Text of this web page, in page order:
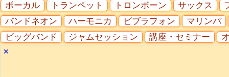
ボーカル
トランペット トロンボーン サックス
バンドネオン
ハーモニカ ビブラフォン
マリンバ
ビッグバンド
ジャムセッション 講座・セミナー
✕